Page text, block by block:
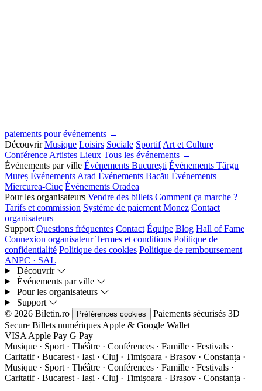
paiements pour événements →
Découvrir Musique Loisirs Sociale Sportif Art et Culture
Conférence Artistes Lieux Tous les événements →
Événements par ville Événements București Événements Târgu
Mureș Événements Arad Événements Bacău Événements
Miercurea-Ciuc Événements Oradea
Pour les organisateurs Vendre des billets Comment ça marche ?
Tarifs et commission Système de paiement Monez Contact
organisateurs
Support Questions fréquentes Contact Équipe Blog Hall of Fame
Connexion organisateur Termes et conditions Politique de
confidentialité Politique des cookies Politique de remboursement
ANPC · SAL
Découvrir
Événements par ville
Pour les organisateurs
Support
© 2026 Biletin.ro
Préférences cookies Paiements sécurisés 3D
Secure Billets numériques Apple & Google Wallet
VISA Apple Pay G Pay
Musique · Sport · Théâtre · Conférences · Famille · Festivals ·
Caritatif · Bucarest · Iași · Cluj · Timișoara · Brașov · Constanța ·
Musique · Sport · Théâtre · Conférences · Famille · Festivals ·
Caritatif · Bucarest · Iași · Cluj · Timișoara · Brașov · Constanța ·